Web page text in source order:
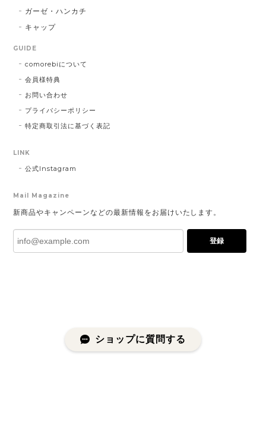
ガーゼ・ハンカチ
キャップ
GUIDE
comorebiについて
会員様特典
お問い合わせ
プライバシーポリシー
特定商取引法に基づく表記
LINK
公式Instagram
Mail Magazine
新商品やキャンペーンなどの最新情報をお届けいたします。
登録
ショップに質問する